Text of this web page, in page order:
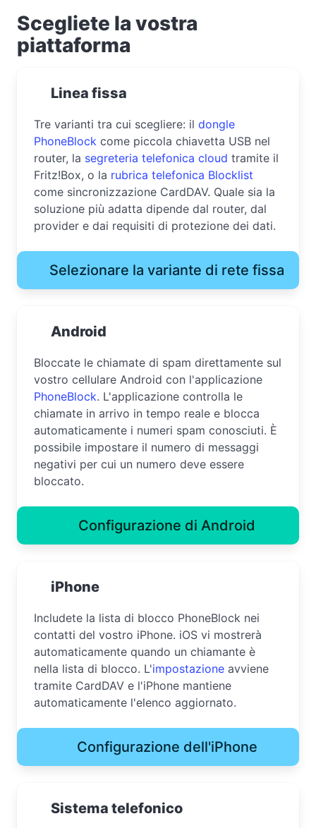
Scegliete la vostra
piattaforma
Linea fissa
Tre varianti tra cui scegliere: il dongle
PhoneBlock come piccola chiavetta USB nel
router, la segreteria telefonica cloud tramite il
Fritz!Box, o la rubrica telefonica Blocklist
come sincronizzazione CardDAV. Quale sia la
soluzione più adatta dipende dal router, dal
provider e dai requisiti di protezione dei dati.
Selezionare la variante di rete fissa
Android
Bloccate le chiamate di spam direttamente sul
vostro cellulare Android con l'applicazione
PhoneBlock. L'applicazione controlla le
chiamate in arrivo in tempo reale e blocca
automaticamente i numeri spam conosciuti. È
possibile impostare il numero di messaggi
negativi per cui un numero deve essere
bloccato.
Configurazione di Android
iPhone
Includete la lista di blocco PhoneBlock nei
contatti del vostro iPhone. iOS vi mostrerà
automaticamente quando un chiamante è
nella lista di blocco. L'impostazione avviene
tramite CardDAV e l'iPhone mantiene
automaticamente l'elenco aggiornato.
Configurazione dell'iPhone
Sistema telefonico